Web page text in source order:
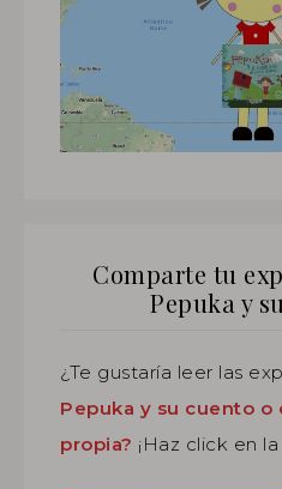
Comparte tu
Pepuka y
¿Te gustaría leer las
Pepuka y su cuento o
propia? ¡Haz click en